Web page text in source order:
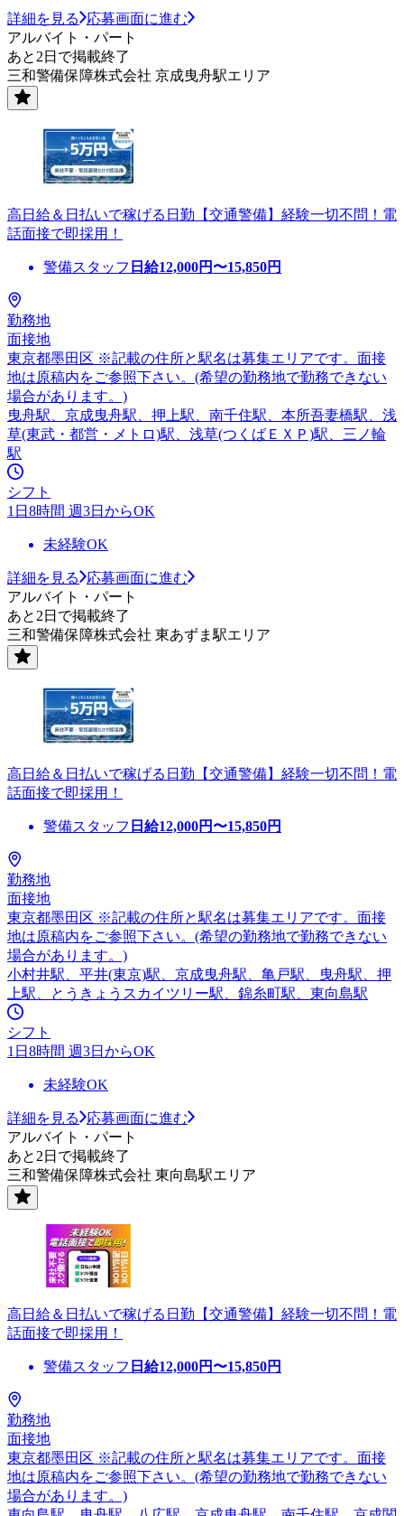
詳細を見る
応募画面に進む
アルバイト・パート
あと2日で掲載終了
三和警備保障株式会社 京成曳舟駅エリア
高日給＆日払いで稼げる日勤【交通警備】経験一切不問！電
話面接で即採用！
警備スタッフ 日給12,000円〜15,850円
勤務地
面接地
東京都墨田区 ※記載の住所と駅名は募集エリアです。面接
地は原稿内をご参照下さい。(希望の勤務地で勤務できない
場合があります。)
曳舟駅、京成曳舟駅、押上駅、南千住駅、本所吾妻橋駅、浅
草(東武・都営・メトロ)駅、浅草(つくばＥＸＰ)駅、三ノ輪
駅
シフト
1日8時間 週3日からOK
未経験OK
詳細を見る
応募画面に進む
アルバイト・パート
あと2日で掲載終了
三和警備保障株式会社 東あずま駅エリア
高日給＆日払いで稼げる日勤【交通警備】経験一切不問！電
話面接で即採用！
警備スタッフ 日給12,000円〜15,850円
勤務地
面接地
東京都墨田区 ※記載の住所と駅名は募集エリアです。面接
地は原稿内をご参照下さい。(希望の勤務地で勤務できない
場合があります。)
小村井駅、平井(東京)駅、京成曳舟駅、亀戸駅、曳舟駅、押
上駅、とうきょうスカイツリー駅、錦糸町駅、東向島駅
シフト
1日8時間 週3日からOK
未経験OK
詳細を見る
応募画面に進む
アルバイト・パート
あと2日で掲載終了
三和警備保障株式会社 東向島駅エリア
高日給＆日払いで稼げる日勤【交通警備】経験一切不問！電
話面接で即採用！
警備スタッフ 日給12,000円〜15,850円
勤務地
面接地
東京都墨田区 ※記載の住所と駅名は募集エリアです。面接
地は原稿内をご参照下さい。(希望の勤務地で勤務できない
場合があります。)